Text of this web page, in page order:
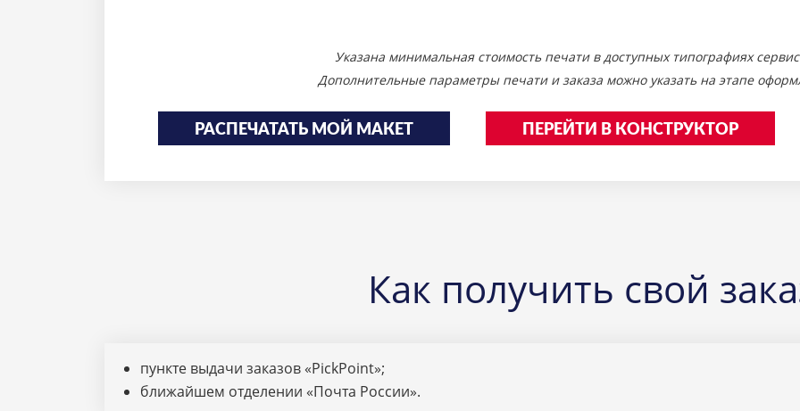
Указана минимальная стоимость печати в доступных типографиях
Дополнительные параметры печати и заказа можно указать на этапе
РАСПЕЧАТАТЬ МОЙ МАКЕТ ПЕРЕЙТИ В КОНСТРУКТОР
Как получить свой
пункте выдачи заказов «PickPoint»;
ближайшем отделении «Почта России».